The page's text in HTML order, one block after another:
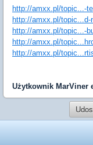
http://amxx.pl/topic...-
http://amxx.pl/topic...d-
http://amxx.pl/topic...-
http://amxx.pl/
http://amxx.pl/
Użytkownik MarViner